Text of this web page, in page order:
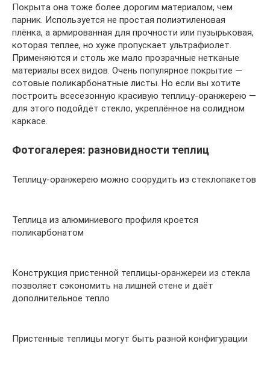
Покрыта она тоже более дорогим материалом, чем
парник. Используется не простая полиэтиленовая
плёнка, а армированная для прочности или пузырьковая,
которая теплее, но хуже пропускает ультрафиолет.
Применяются и столь же мало прозрачные нетканые
материалы всех видов. Очень популярное покрытие —
сотовые поликарбонатные листы. Но если вы хотите
построить всесезонную красивую теплицу-оранжерею —
для этого подойдёт стекло, укреплённое на солидном
каркасе.
Фотогалерея: разновидности теплиц
Теплицу-оранжерею можно соорудить из стеклопакетов
Теплица из алюминиевого профиля кроется
поликарбонатом
Конструкция пристенной теплицы-оранжереи из стекла
позволяет сэкономить на лишней стене и даёт
дополнительное тепло
Пристенные теплицы могут быть разной конфигурации